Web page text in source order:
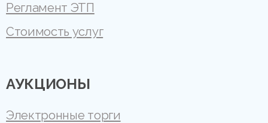
Регламент ЭТП
Стоимость услуг
АУКЦИОНЫ
Электронные торги